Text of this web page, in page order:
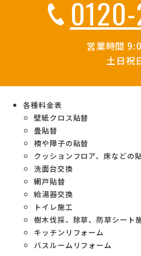
営業時間
土日祝
各種料金表
壁紙クロス貼替
畳貼替
襖や障子の貼替
クッションフロア、床などの
洗面台交換
網戸貼替
給湯器交換
トイレ施工
樹木伐採、除草、防草シート
キッチンリフォーム
バスルームリフォーム